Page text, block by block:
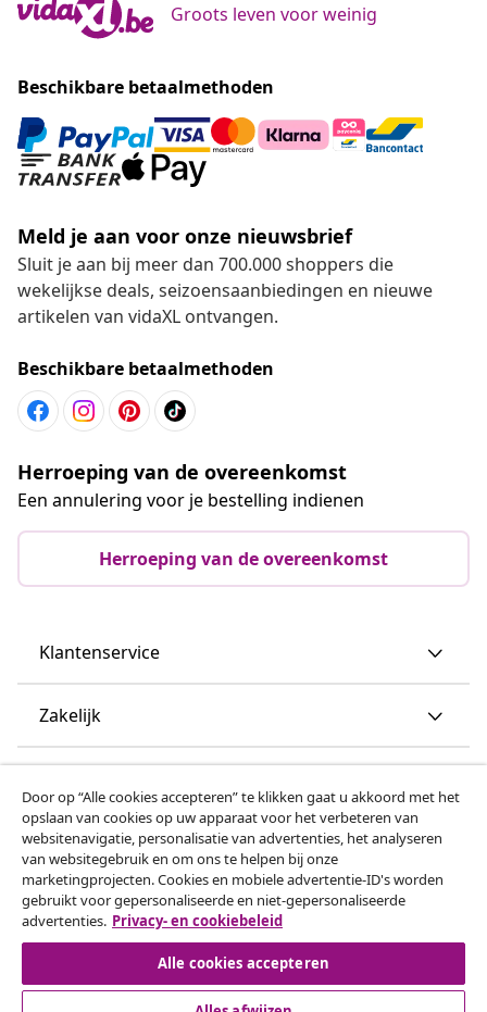
Groots leven voor weinig
Beschikbare betaalmethoden
Meld je aan voor onze nieuwsbrief
Sluit je aan bij meer dan 700.000 shoppers die
wekelijkse deals, seizoensaanbiedingen en nieuwe
artikelen van vidaXL ontvangen.
Beschikbare betaalmethoden
Herroeping van de overeenkomst
Een annulering voor je bestelling indienen
Herroeping van de overeenkomst
Klantenservice
Zakelijk
Ontdek meer
Door op “Alle cookies accepteren” te klikken gaat u akkoord met het
opslaan van cookies op uw apparaat voor het verbeteren van
websitenavigatie, personalisatie van advertenties, het analyseren
van websitegebruik en om ons te helpen bij onze
marketingprojecten. Cookies en mobiele advertentie-ID's worden
gebruikt voor gepersonaliseerde en niet-gepersonaliseerde
advertenties. Privacy- en cookiebeleid
Alle cookies accepteren